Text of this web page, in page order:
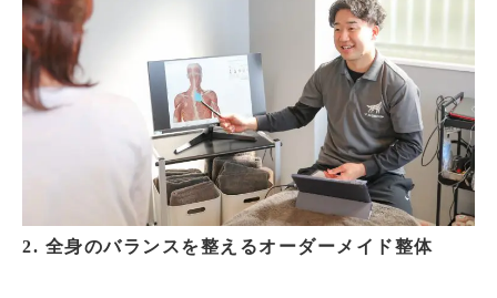
2. 全身のバランスを整えるオーダーメイド整体